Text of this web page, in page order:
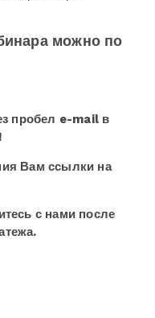
можно по
пробел e-mail в
Вам ссылки на
с нами после